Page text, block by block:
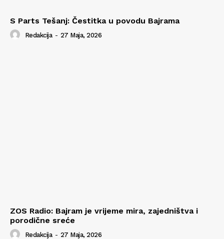
S Parts Tešanj: Čestitka u povodu Bajrama
Redakcija - 27 Maja, 2026
ZOS Radio: Bajram je vrijeme mira, zajedništva i
porodične sreće
Redakcija - 27 Maja, 2026